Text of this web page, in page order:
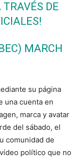
DE
MARCH
su página
una cuenta en
marca y avatar
del sábado, el
comunidad de
político que no